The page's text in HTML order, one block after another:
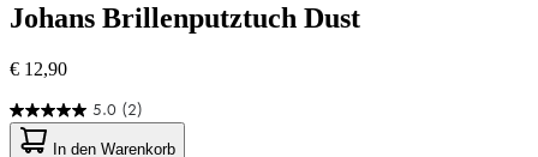
Johans Brillenputztuch Dust
€ 12,90
5.0 (2)
5.0
von
In den Warenkorb